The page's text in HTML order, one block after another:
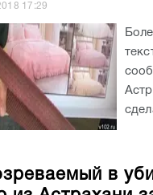
17:29
в